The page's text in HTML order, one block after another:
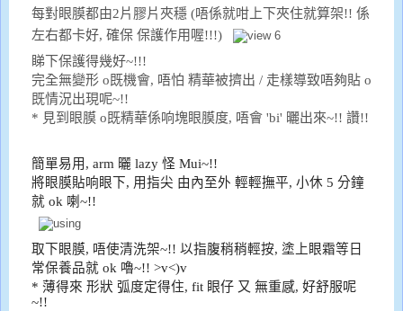
每對眼膜都由2片膠片夾穩 (唔係就咁上下夾住就算架!! 係
左右都卡好, 確保 保護作用喔!!!)
睇下保護得幾好~!!!
完全無變形 o既機會, 唔怕 精華被擠出 / 走樣導致唔夠貼 o
既情況出現呢~!!
* 見到眼膜 o既精華係响塊眼膜度, 唔會 'bi' 曬出來~!! 讚!!
簡單易用, arm 曬 lazy 怪 Mui~!!
將眼膜貼响眼下, 用指尖 由內至外 輕輕撫平, 小休 5 分鐘
就 ok 喇~!!
取下眼膜, 唔使清洗架~!! 以指腹稍稍輕按, 塗上眼霜等日
常保養品就 ok 嚕~!! >v<)v
* 薄得來 形狀 弧度定得住, fit 眼仔 又 無重感, 好舒服呢
~!!